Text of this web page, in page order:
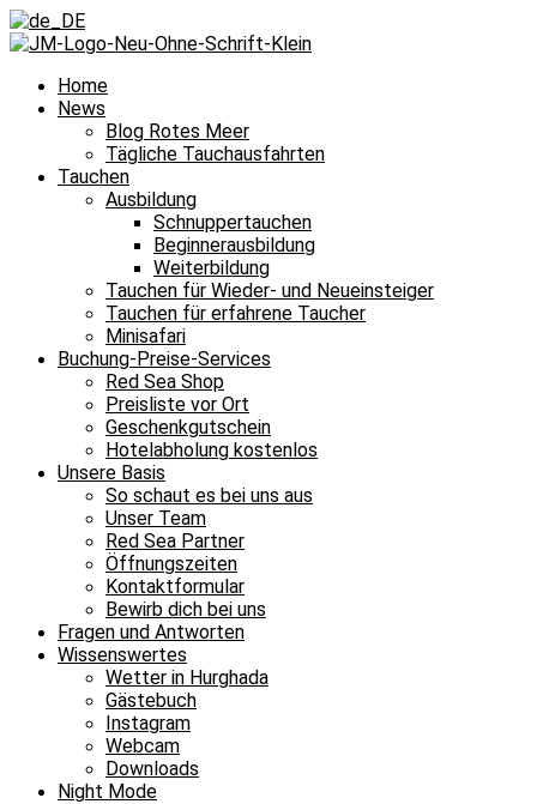
Home
News
Blog Rotes Meer
Tägliche Tauchausfahrten
Tauchen
Ausbildung
Schnuppertauchen
Beginnerausbildung
Weiterbildung
Tauchen für Wieder- und Neueinsteiger
Tauchen für erfahrene Taucher
Minisafari
Buchung-Preise-Services
Red Sea Shop
Preisliste vor Ort
Geschenkgutschein
Hotelabholung kostenlos
Unsere Basis
So schaut es bei uns aus
Unser Team
Red Sea Partner
Öffnungszeiten
Kontaktformular
Bewirb dich bei uns
Fragen und Antworten
Wissenswertes
Wetter in Hurghada
Gästebuch
Instagram
Webcam
Downloads
Night Mode